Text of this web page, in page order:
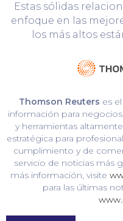
Estas sólidas
enfoque en las
los más altos
Thomson Reuters es
información para
y herramientas
estratégica para
cumplimiento y de
servicio de noticias más
más información, visite
para las últimas